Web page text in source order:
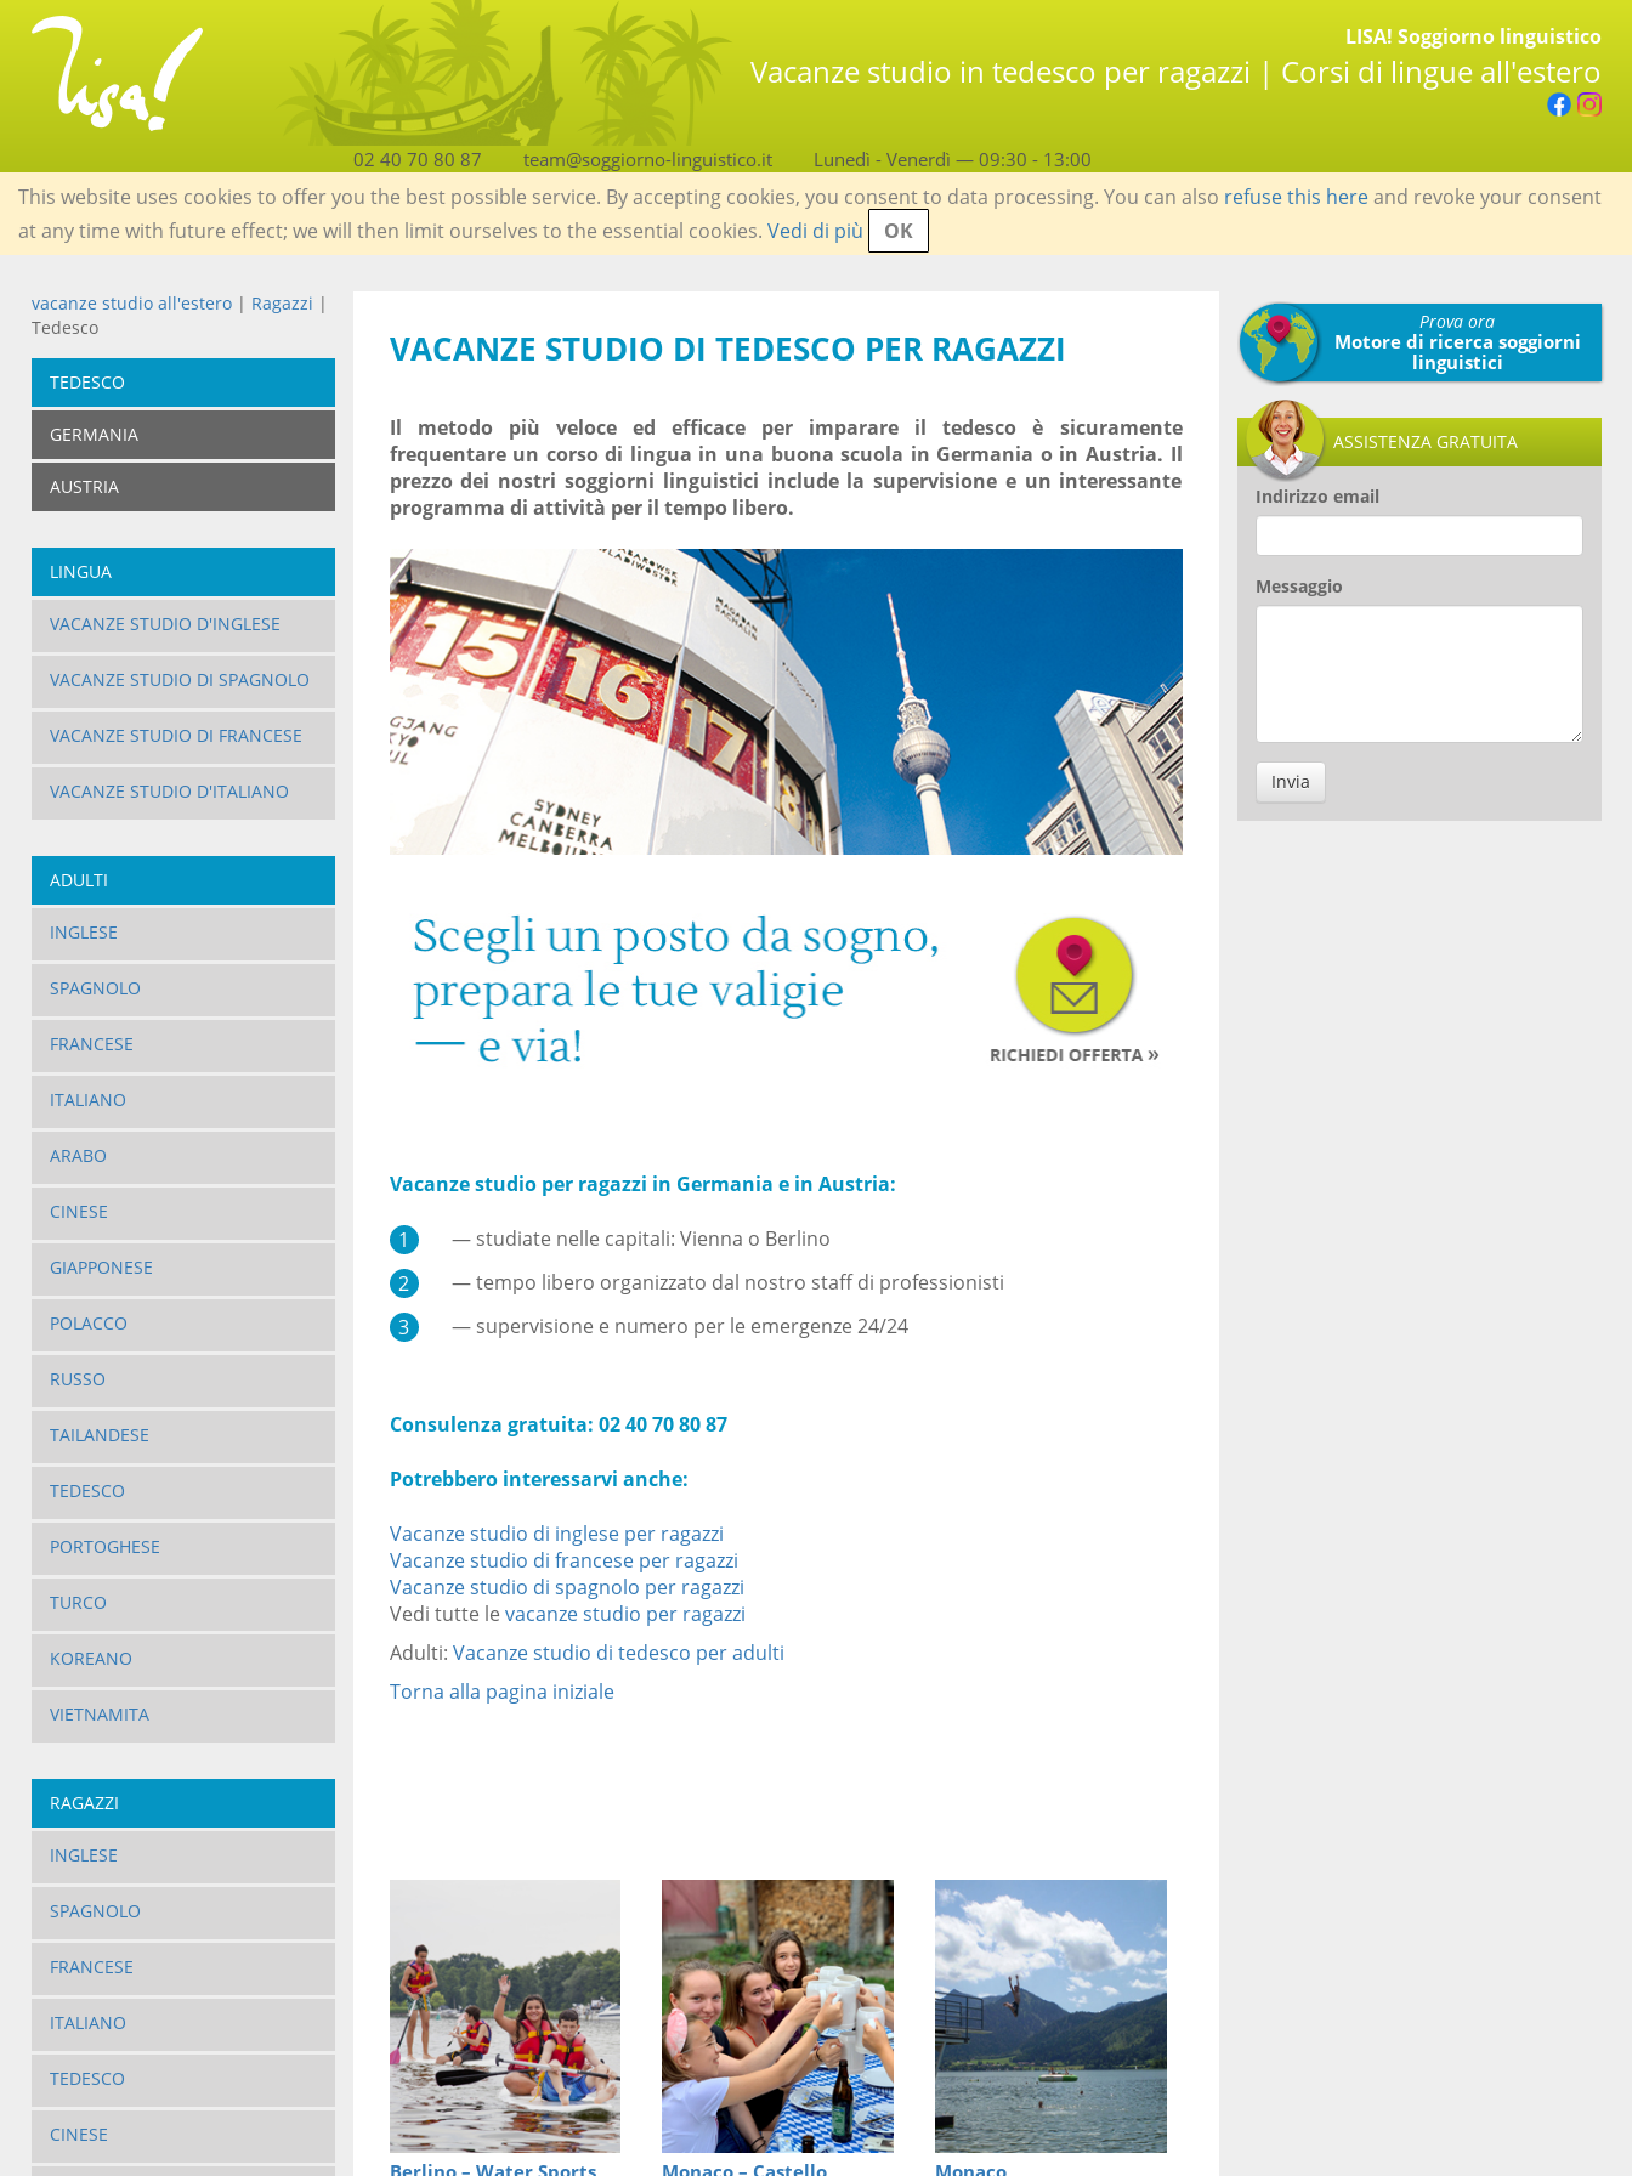
LISA! Soggiorno linguistico
Vacanze studio in tedesco per ragazzi | Corsi di lingue all'estero
02 40 70 80 87 team@soggiorno-linguistico.it Lunedì - Venerdì — 09:30 - 13:00
This website uses cookies to offer you the best possible service. By accepting cookies, you consent to data processing. You can also refuse this hereand revoke your consent
at any time with future effect; we will then limit ourselves to the essential cookies. Vedi di più OK
vacanze studio all'estero| Ragazzi |
Tedesco
TEDESCO
GERMANIA
AUSTRIA
LINGUA
VACANZE STUDIO D'INGLESE
VACANZE STUDIO DI SPAGNOLO
VACANZE STUDIO DI FRANCESE
VACANZE STUDIO D'ITALIANO
ADULTI
INGLESE
SPAGNOLO
FRANCESE
ITALIANO
ARABO
CINESE
GIAPPONESE
POLACCO
RUSSO
TAILANDESE
TEDESCO
PORTOGHESE
TURCO
KOREANO
VIETNAMITA
RAGAZZI
INGLESE
SPAGNOLO
FRANCESE
ITALIANO
TEDESCO
CINESE
VACANZE STUDIO DI TEDESCO PER RAGAZZI
Il metodo più veloce ed efficace per imparare il tedesco è sicuramente
frequentare un corso di lingua in una buona scuola in Germania o in Austria. Il
prezzo dei nostri soggiorni linguistici include la supervisione e un interessante
programma di attività per il tempo libero.
Vacanze studio per ragazzi in Germania e in Austria:
— studiate nelle capitali: Vienna o Berlino
— tempo libero organizzato dal nostro staff di professionisti
— supervisione e numero per le emergenze 24/24
Consulenza gratuita: 02 40 70 80 87
Potrebbero interessarvi anche:
Vacanze studio di inglese per ragazzi
Vacanze studio di francese per ragazzi
Vacanze studio di spagnolo per ragazzi
Vedi tutte le vacanze studio per ragazzi
Adulti: Vacanze studio di tedesco per adulti
Torna alla pagina iniziale
Prova ora
Motore di ricerca soggiorni
linguistici
ASSISTENZA GRATUITA
Indirizzo email
Messaggio
Invia